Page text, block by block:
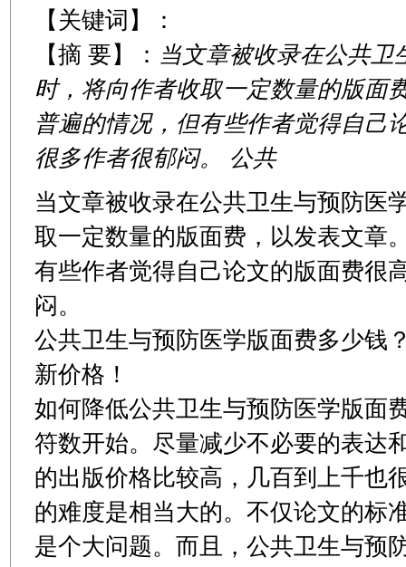
【关键词】：
【摘 要】： 当文章被收录在公共卫
时，将向作者收取一定数量的版面
普遍的情况，但有些作者觉得自己
很多作者很郁闷。 公共
当文章被收录在公共卫生与预防医
取一定数量的版面费，以发表文章
有些作者觉得自己论文的版面费很
闷。
公共卫生与预防医学版面费多少钱
新价格！
如何降低公共卫生与预防医学版面
符数开始。尽量减少不必要的表达
的出版价格比较高，几百到上千也
的难度是相当大的。不仅论文的标
是个大问题。而且，公共卫生与预